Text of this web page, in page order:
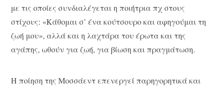
με τις οποίες συνδιαλέγεται η ποιήτρια πχ στους
στίχους: «Κάθομαι σ’ ένα κούτσουρο και αφηγούμαι τη
ζωή μου», αλλά και η λαχτάρα του έρωτα και της
αγάπης, ωθούν για ζωή, για βίωση και πραγμάτωση.
Η ποίηση της Μοσσάεντ επενεργεί παρηγορητικά και